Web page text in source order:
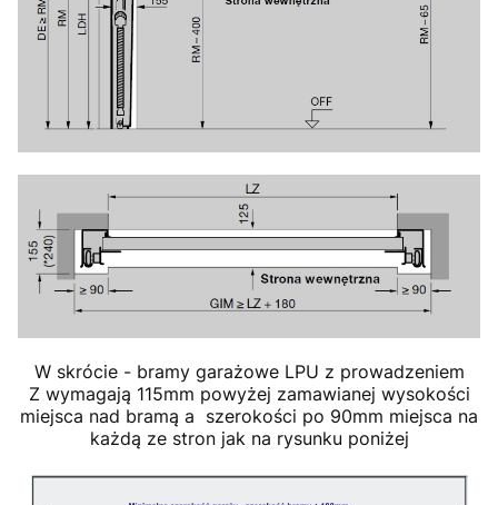
W skrócie - bramy garażowe LPU z prowadzeniem
Z wymagają 115mm powyżej zamawianej wysokości
miejsca nad bramą a szerokości po 90mm miejsca na
każdą ze stron jak na rysunku poniżej